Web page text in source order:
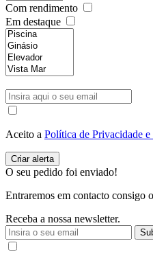
Com rendimento
Em destaque
Aceito a Política de Privacidade
O seu pedido foi enviado!
Entraremos em contacto consigo
Receba a nossa newsletter.